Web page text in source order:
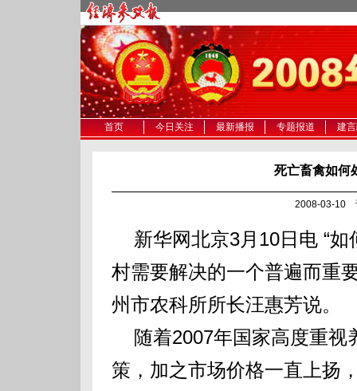
首页 今日关注 最新播报 专题报道 建
死亡畜禽如何
2008-03-10
新华网北京3月10日电 “如
村需要解决的一个普遍而重
州市农科所所长汪惠芳说。
随着2007年国家高度重视
策，加之市场价格一直上扬